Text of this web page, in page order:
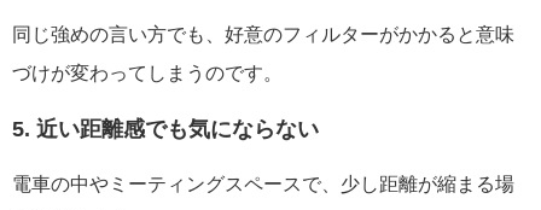
同じ強めの言い方でも、好意のフィルターがかかると意味
づけが変わってしまうのです。
5. 近い距離感でも気にならない
電車の中やミーティングスペースで、少し距離が縮まる場